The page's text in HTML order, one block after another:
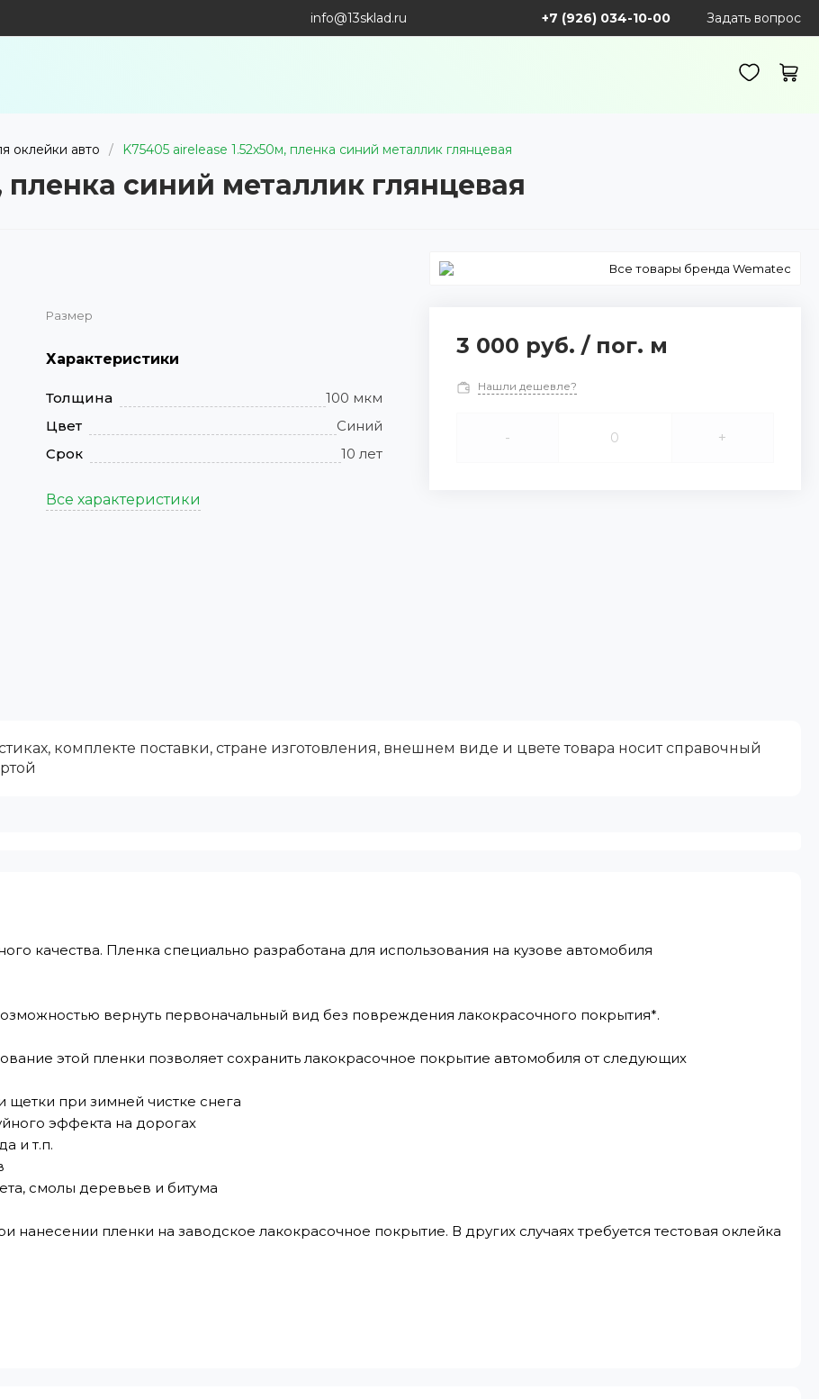
info@13sklad.ru +7 (926) 034-10-00 Задать вопрос
оклейки авто / K75405 airelease 1.52х50м, пленка синий металлик глянцевая
пленка синий металлик глянцевая
Все товары бренда Wematec
Размер
Характеристики
Толщина
100 мкм
Цвет
Синий
Срок
10 лет
Все характеристики
3 000 руб. / пог. м
Нашли дешевле?
- +
комплекте поставки, стране изготовления, внешнем виде и цвете товара носит справочный
качества. Пленка специально разработана для использования на кузове автомобиля
вернуть первоначальный вид без повреждения лакокрасочного покрытия*.
этой пленки позволяет сохранить лакокрасочное покрытие автомобиля от следующих
щетки при зимней чистке снега
эффекта на дорогах
и т.п.
смолы деревьев и битума
нанесении пленки на заводское лакокрасочное покрытие. В других случаях требуется тестовая оклейка